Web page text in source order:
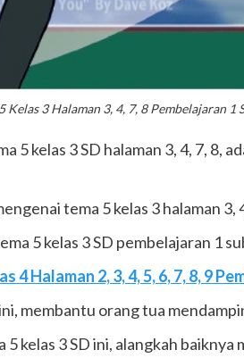
Kelas 3 Halaman 3, 4, 7, 8 Pembelajaran
5 kelas 3 SD halaman 3, 4, 7, 8,
tema 5 kelas 3 halaman 3,
5 kelas 3 SD pembelajaran 1
4 Halaman 2, 3, 4, 5, 6, 7, 8, 9
membantu orang tua
kelas 3 SD ini, alangkah